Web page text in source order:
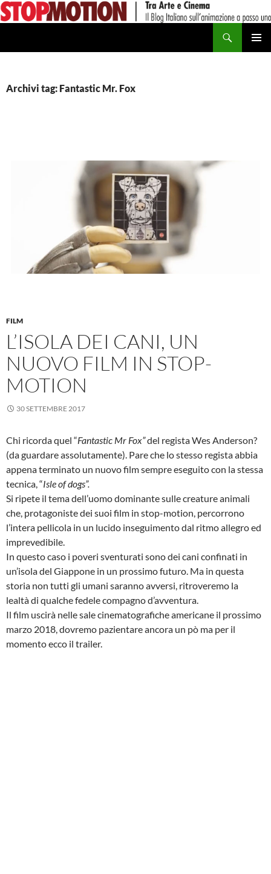
Vai
al
Archivi tag: Fantastic Mr. Fox
FILM
L’ISOLA DEI CANI, UN
NUOVO FILM IN STOP-
MOTION
30 SETTEMBRE 2017
Chi ricorda quel “Fantastic Mr Fox”del regista Wes Anderson?
(da guardare assolutamente). Pare che lo stesso regista abbia
appena terminato un nuovo film sempre eseguito con la stessa
tecnica, “Isle of dogs”.
Si ripete il tema dell’uomo dominante sulle creature animali
che, protagoniste dei suoi film in stop-motion, percorrono
l’intera pellicola in un lucido inseguimento dal ritmo allegro ed
imprevedibile.
In questo caso i poveri sventurati sono dei cani confinati in
un’isola del Giappone in un prossimo futuro. Ma in questa
storia non tutti gli umani saranno avversi, ritroveremo la
lealtà di qualche fedele compagno d’avventura.
Il film uscirà nelle sale cinematografiche americane il prossimo
marzo 2018, dovremo pazientare ancora un pò ma per il
momento ecco il trailer.